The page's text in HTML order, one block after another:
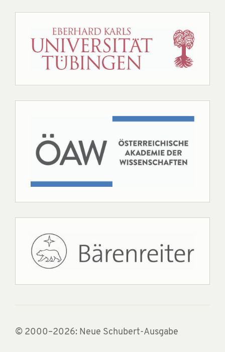
© 2000–2026: Neue Schubert-Ausgabe